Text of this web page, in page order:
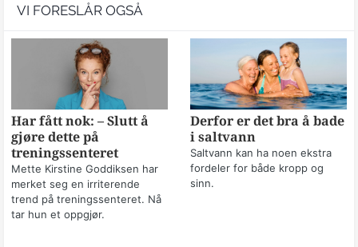
VI FORESLÅR OGSÅ
Har fått nok: – Slutt å
gjøre dette på
treningssenteret
Mette Kirstine Goddiksen har
merket seg en irriterende
trend på treningssenteret. Nå
tar hun et oppgjør.
Derfor er det bra å bade
i saltvann
Saltvann kan ha noen ekstra
fordeler for både kropp og
sinn.